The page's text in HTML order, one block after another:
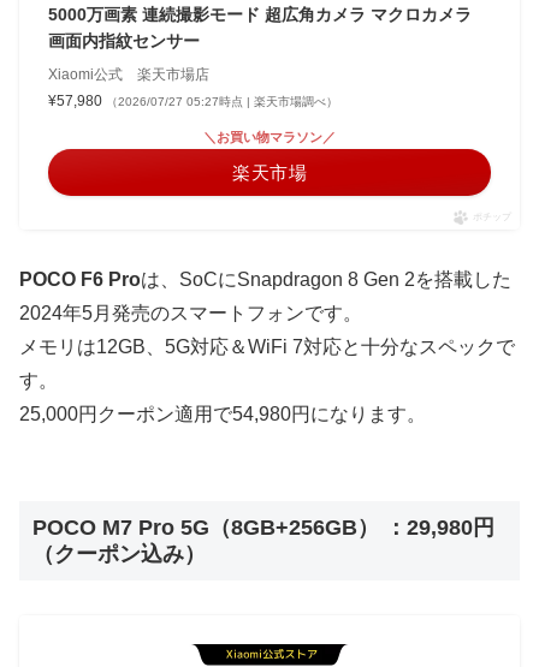
5000万画素 連続撮影モード 超広角カメラ マクロカメラ
画面内指紋センサー
Xiaomi公式 楽天市場店
¥57,980
（2026/07/27 05:27時点 | 楽天市場調べ）
＼お買い物マラソン／
楽天市場
ポチップ
POCO F6 Proは、SoCにSnapdragon 8 Gen 2を搭載した
2024年5月発売のスマートフォンです。
メモリは12GB、5G対応＆WiFi 7対応と十分なスペックで
す。
25,000円クーポン適用で54,980円になります。
POCO M7 Pro 5G（8GB+256GB） ：29,980円
（クーポン込み）